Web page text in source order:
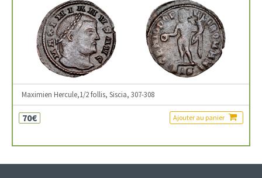
Maximien Hercule,1/2 follis, Siscia, 307-308
70€ Ajouter au panier